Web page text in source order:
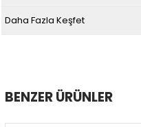
Daha Fazla Keşfet
BENZER ÜRÜNLER